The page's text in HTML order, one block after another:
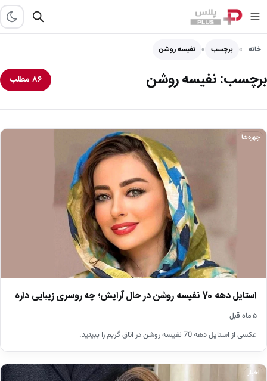
خانه برچسب نفیسه روشن
برچسب:نفیسه روشن ۸۶ مطلب
چهره‌ها
استایل دهه 70 نفیسه روشن در حال آرایش؛ چه روسری زیبایی داره
۵ ماه قبل
عکسی از استایل دهه 70 نفیسه روشن در اتاق گریم را ببینید.
اخبار